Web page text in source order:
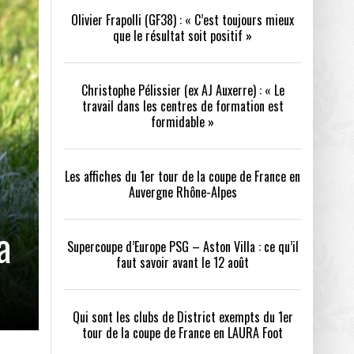
- 24/07/2026
- 21/07/2026
a tenu toutes ses promesses - 04/07/2026
PSG – ASTON VILLA :
AVANT LE 12 AOÛT
QUI SONT LES CLUBS DE DISTRICT EXEMPTS
DU 1ER TOUR DE LA COUPE DE FRANCE EN
LAURA FOOT
Olivier Frapolli (GF38) : « C’est toujours mieux
que le résultat soit positif »
Christophe Pélissier (ex AJ Auxerre) : « Le
travail dans les centres de formation est
formidable »
Les affiches du 1er tour de la coupe de France en
Auvergne Rhône-Alpes
Supercoupe d’Europe PSG – Aston Villa : ce qu’il
faut savoir avant le 12 août
Qui sont les clubs de District exempts du 1er
tour de la coupe de France en LAURA Foot